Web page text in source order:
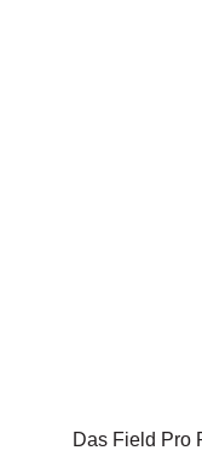
Das Field Pro